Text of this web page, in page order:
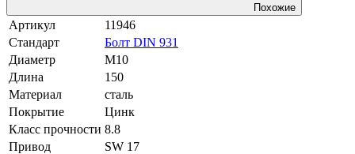
Похожие
Артикул
11946
Стандарт
Болт DIN 931
Диаметр
М10
Длина
150
Материал
сталь
Покрытие
Цинк
Класс прочности 8.8
Привод
SW 17